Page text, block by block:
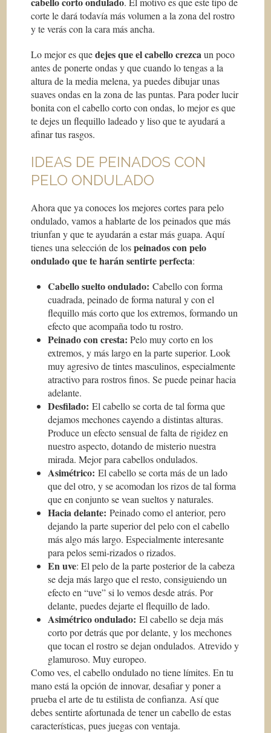
corte le dará todavía más volumen a la zona del rostro
y te verás con la cara más ancha.
Lo mejor es quedejes que el cabello crezca un poco
antes de ponerte ondas y que cuando lo tengas a la
altura de la media melena, ya puedes dibujar unas
suaves ondas en la zona de las puntas. Para poder lucir
bonita con el cabello corto con ondas, lo mejor es que
te dejes un flequillo ladeado y liso que te ayudará a
afinar tus rasgos.
IDEAS DE PEINADOS CON
PELO ONDULADO
Ahora que ya conoces los mejores cortes para pelo
ondulado, vamos a hablarte de los peinados que más
triunfan y que te ayudarán a estar más guapa. Aquí
tienes una selección de lospeinados con pelo
ondulado que te harán sentirte perfecta:
Cabello suelto ondulado:Cabello con forma
cuadrada, peinado de forma natural y con el
flequillo más corto que los extremos, formando un
efecto que acompaña todo tu rostro.
Peinado con cresta: Pelo muy corto en los
extremos, y más largo en la parte superior. Look
muy agresivo de tintes masculinos, especialmente
atractivo para rostros finos. Se puede peinar hacia
adelante.
Desfilado: El cabello se corta de tal forma que
dejamos mechones cayendo a distintas alturas.
Produce un efecto sensual de falta de rigidez en
nuestro aspecto, dotando de misterio nuestra
mirada. Mejor para cabellos ondulados.
Asimétrico:El cabello se corta más de un lado
que del otro, y se acomodan los rizos de tal forma
que en conjunto se vean sueltos y naturales.
Hacia delante: Peinado como el anterior, pero
dejando la parte superior del pelo con el cabello
más algo más largo. Especialmente interesante
para pelos semi-rizados o rizados.
En uve: El pelo de la parte posterior de la cabeza
se deja más largo que el resto, consiguiendo un
efecto en “uve” si lo vemos desde atrás. Por
delante, puedes dejarte el flequillo de lado.
Asimétrico ondulado: El cabello se deja más
corto por detrás que por delante, y los mechones
que tocan el rostro se dejan ondulados. Atrevido y
glamuroso. Muy europeo.
Como ves, el cabello ondulado no tiene límites. En tu
mano está la opción de innovar, desafiar y poner a
prueba el arte de tu estilista de confianza. Así que
debes sentirte afortunada de tener un cabello de estas
características, pues juegas con ventaja.